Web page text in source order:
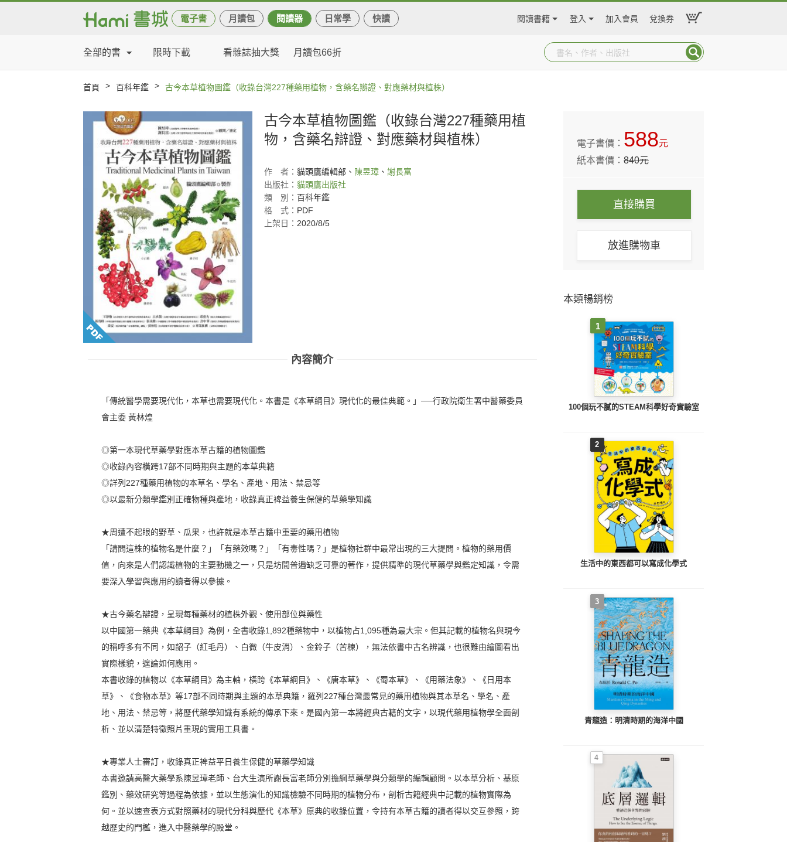
電子書 月讀包 閱讀器 日常學 快讀 閱讀書籍 登入 加入會員 兌換券
全部的書 限時下載 看雜誌抽大獎 月讀包66折
首頁 > 百科年鑑 > 古今本草植物圖鑑（收錄台灣227種藥用植物，含藥名辯證、對應藥材與植株）
古今本草植物圖鑑（收錄台灣227種藥用植
物，含藥名辯證、對應藥材與植株）
作 者： 貓頭鷹編輯部、 陳昱璋 、 謝長富
出版社： 貓頭鷹出版社
類
別： 百科年鑑
格
式： PDF
上架日： 2020/8/5
內容簡介
「傳統醫學需要現代化，本草也需要現代化。本書是《本草綱目》現代化的最佳典範。」──行政院衛生署中醫藥委員
會主委 黃林煌
◎第一本現代草藥學對應本草古籍的植物圖鑑
◎收錄內容橫跨17部不同時期與主題的本草典籍
◎詳列227種藥用植物的本草名、學名、產地、用法、禁忌等
◎以最新分類學鑑別正確物種與產地，收錄真正裨益養生保健的草藥學知識
★周遭不起眼的野草、瓜果，也許就是本草古籍中重要的藥用植物
「請問這株的植物名是什麼？」「有藥效嗎？」「有毒性嗎？」是植物社群中最常出現的三大提問。植物的藥用價
值，向來是人們認識植物的主要動機之一，只是坊間普遍缺乏可靠的著作，提供精準的現代草藥學與鑑定知識，令需
要深入學習與應用的讀者得以參據。
★古今藥名辯證，呈現每種藥材的植株外觀、使用部位與藥性
以中國第一藥典《本草綱目》為例，全書收錄1,892種藥物中，以植物占1,095種為最大宗。但其記載的植物名與現今
的稱呼多有不同，如韶子（紅毛丹）、白微（牛皮消）、金鈴子（苦楝），無法依書中古名辨識，也很難由繪圖看出
實際樣貌，遑論如何應用。
本書收錄的植物以《本草綱目》為主軸，橫跨《本草綱目》、《唐本草》、《蜀本草》、《用藥法象》、《日用本
草》、《食物本草》等17部不同時期與主題的本草典籍，羅列227種台灣最常見的藥用植物與其本草名、學名、產
地、用法、禁忌等，將歷代藥學知識有系統的傳承下來。是國內第一本將經典古籍的文字，以現代藥用植物學全面剖
析、並以清楚特徵照片重現的實用工具書。
★專業人士審訂，收錄真正裨益平日養生保健的草藥學知識
本書邀請高醫大藥學系陳昱璋老師、台大生演所謝長富老師分別擔綱草藥學與分類學的編輯顧問。以本草分析、基原
鑑別、藥效研究等過程為依據，並以生態演化的知識檢驗不同時期的植物分布，剖析古籍經典中記載的植物實際為
何。並以速查表方式對照藥材的現代分科與歷代《本草》原典的收錄位置，令持有本草古籍的讀者得以交互參照，跨
越歷史的門檻，進入中醫藥學的殿堂。
電子書價： 588元
紙本書價：840元
直接購買
放進購物車
本類暢銷榜
1
100個玩不膩的STEAM科學好奇實驗室
2
生活中的東西都可以寫成化學式
3
青龍造：明清時期的海洋中國
4